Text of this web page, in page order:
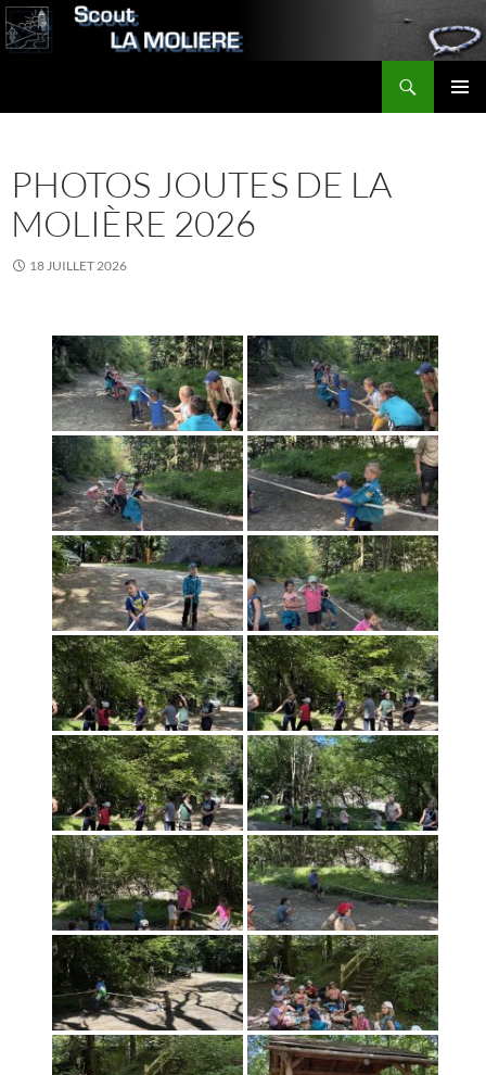
Aller
au
PHOTOS JOUTES DE LA
MOLIÈRE 2026
18 JUILLET 2026